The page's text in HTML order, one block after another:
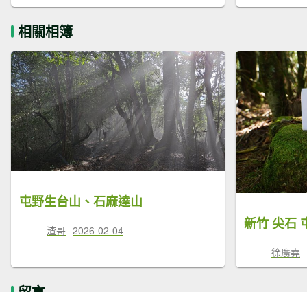
相關相簿
屯野生台山、石麻達山
渣哥 2026-02-04
徐廣堯